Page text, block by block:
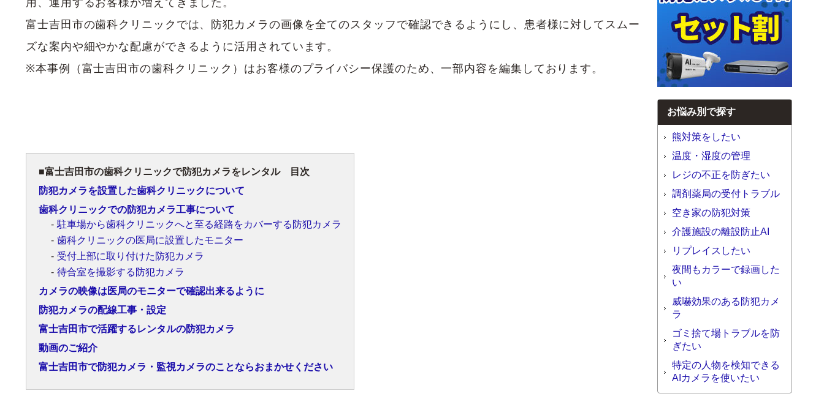
用、運用するお客様が増えてきました。
富士吉田市の歯科クリニックでは、防犯カメラの画像を全てのスタッフで確認できるようにし、患者様に対してスムー
ズな案内や細やかな配慮ができるように活用されています。
※本事例（富士吉田市の歯科クリニック）はお客様のプライバシー保護のため、一部内容を編集しております。
富士吉田市の歯科クリニックで防犯カメラをレンタル 目次
防犯カメラを設置した歯科クリニックについて
歯科クリニックでの防犯カメラ工事について
駐車場から歯科クリニックへと至る経路をカバーする防犯カメラ
歯科クリニックの医局に設置したモニター
受付上部に取り付けた防犯カメラ
待合室を撮影する防犯カメラ
カメラの映像は医局のモニターで確認出来るように
防犯カメラの配線工事・設定
富士吉田市で活躍するレンタルの防犯カメラ
動画のご紹介
富士吉田市で防犯カメラ・監視カメラのことならおまかせください
お悩み別で探す
熊対策をしたい
温度・湿度の管理
レジの不正を防ぎたい
調剤薬局の受付トラブル
空き家の防犯対策
介護施設の離設防止AI
リプレイスしたい
夜間もカラーで録画した
い
威嚇効果のある防犯カメ
ラ
ゴミ捨て場トラブルを防
ぎたい
特定の人物を検知できる
AIカメラを使いたい